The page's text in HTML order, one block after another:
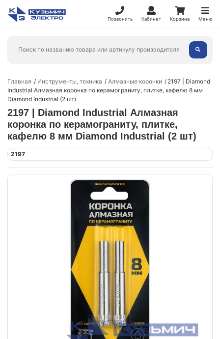
Позвонить Кабинет Корзина Меню
Главная Инструменты, техника Алмазные коронки
2197 | Diamond
Industrial Алмазная коронка по керамограниту, плитке, кафелю 8 мм
Diamond Industrial (2 шт)
2197 | Diamond Industrial Алмазная
коронка по керамограниту, плитке,
кафелю 8 мм Diamond Industrial (2 шт)
2197